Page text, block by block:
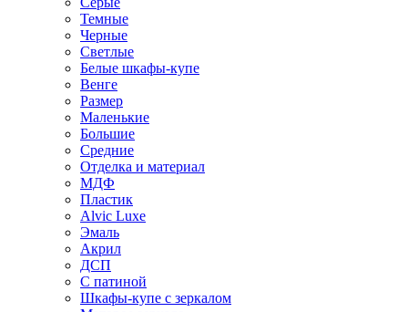
Темные
Черные
Светлые
Белые шкафы-купе
Венге
Размер
Маленькие
Большие
Средние
Отделка и материал
МДФ
Пластик
Alvic Luxe
Эмаль
Акрил
ДСП
С патиной
Шкафы-купе с зеркалом